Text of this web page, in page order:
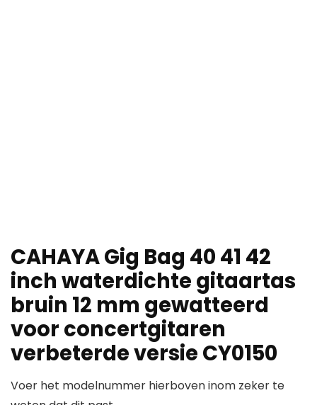
CAHAYA Gig Bag 40 41 42
inch waterdichte gitaartas
bruin 12 mm gewatteerd
voor concertgitaren
verbeterde versie CY0150
Voer het modelnummer hierboven inom zeker te